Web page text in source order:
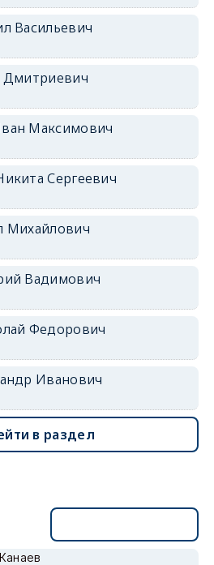
Васильевич
Дмитриевич
Максимович
Сергеевич
Михайлович
Вадимович
Федорович
Иванович
в раздел